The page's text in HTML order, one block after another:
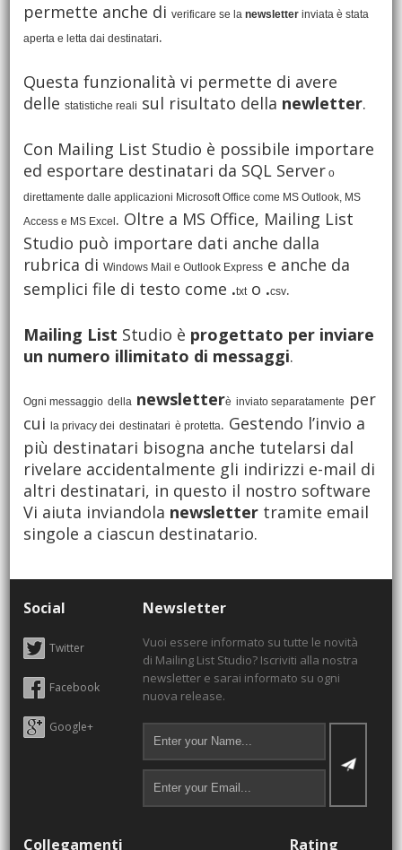
permette anche diverificare se lanewsletter inviata è stata
aperta e letta dai destinatari.
Questa funzionalità vi permette di avere
dellestatistiche reali sul risultato della newletter.
Con Mailing List Studio è possibile importare
ed esportare destinatari da SQL Server o
direttamente dalle applicazioni Microsoft Office come MS Outlook, MS
Access e MS Excel . Oltre a MS Office, Mailing List
Studio può importare dati anche dalla
rubrica diWindows Mail e Outlook Express e anche da
semplici file di testo come .txto .csv.
Mailing List Studio è progettato per inviare
un numero illimitato di messaggi.
Ogni messaggio della newsletterè inviato separatamente per
cuila privacy dei destinatari è protetta. Gestendo l’invio a
più destinatari bisogna anche tutelarsi dal
rivelare accidentalmente gli indirizzi e-mail di
altri destinatari, in questo il nostro software
Vi aiuta inviandola newsletter tramite email
singole a ciascun destinatario.
Social
Twitter
Facebook
Google+
Newsletter
Vuoi essere informato su tutte le novità
di Mailing List Studio? Iscriviti alla nostra
newsletter e sarai informato su ogni
nuova release.
Collegamenti Rating